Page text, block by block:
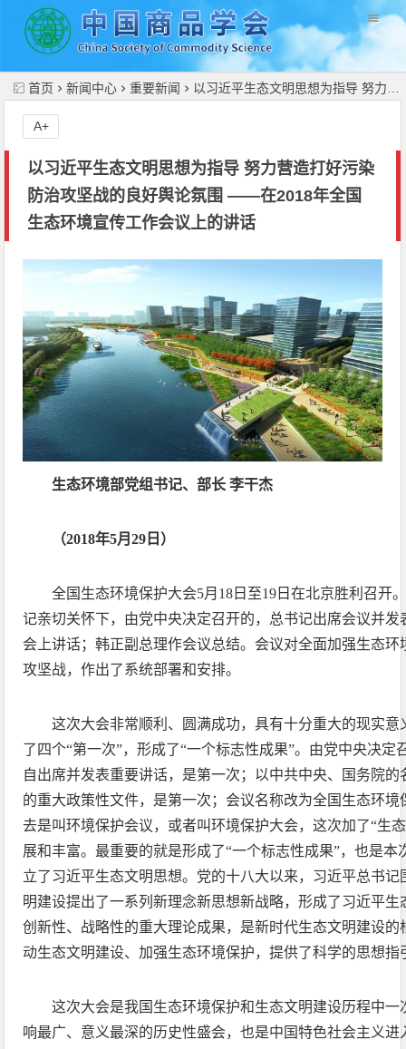
首页 新闻中心 重要新闻 以习近平生态文明思想为指导 努力营造打好污染防治攻坚战的良好舆论氛围 ——在2018年全国生态环境宣传工作会议上的讲话
以习近平生态文明思想为指导 努力营造打好污染
防治攻坚战的良好舆论氛围 ——在2018年全国
生态环境宣传工作会议上的讲话
A+
生态环境部党组书记、部长 李干杰
（2018年5月29日）
全国生态环境保护大会5月18日至19日在北京胜利召开
记亲切关怀下，由党中央决定召开的，总书记出席会议并
会上讲话；韩正副总理作会议总结。会议对全面加强生态
攻坚战，作出了系统部署和安排。
这次大会非常顺利、圆满成功，具有十分重大的现实
了四个“第一次”，形成了“一个标志性成果”。由党中央决定
自出席并发表重要讲话，是第一次；以中共中央、国务院
的重大政策性文件，是第一次；会议名称改为全国生态环
去是叫环境保护会议，或者叫环境保护大会，这次加了“生
展和丰富。最重要的就是形成了“一个标志性成果”，也是
立了习近平生态文明思想。党的十八大以来，习近平总书
明建设提出了一系列新理念新思想新战略，形成了习近平
创新性、战略性的重大理论成果，是新时代生态文明建设
动生态文明建设、加强生态环境保护，提供了科学的思想指
这次大会是我国生态环境保护和生态文明建设历程中
响最广、意义最深的历史性盛会，也是中国特色社会主义